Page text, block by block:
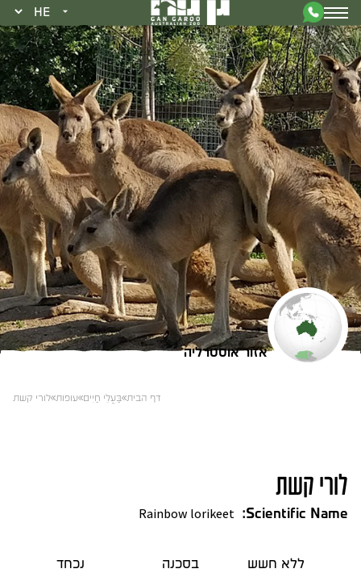
דף הבית בַּעֲלֵי חַיִים עופות לורי קשת
אזור אוסטרליה
לורי קשת
Scientific Name:
ללא חשש בסכנה נכחד